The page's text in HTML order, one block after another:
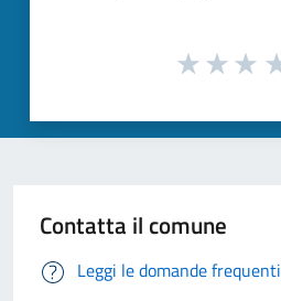
Contatta il comune
Leggi le domande frequenti